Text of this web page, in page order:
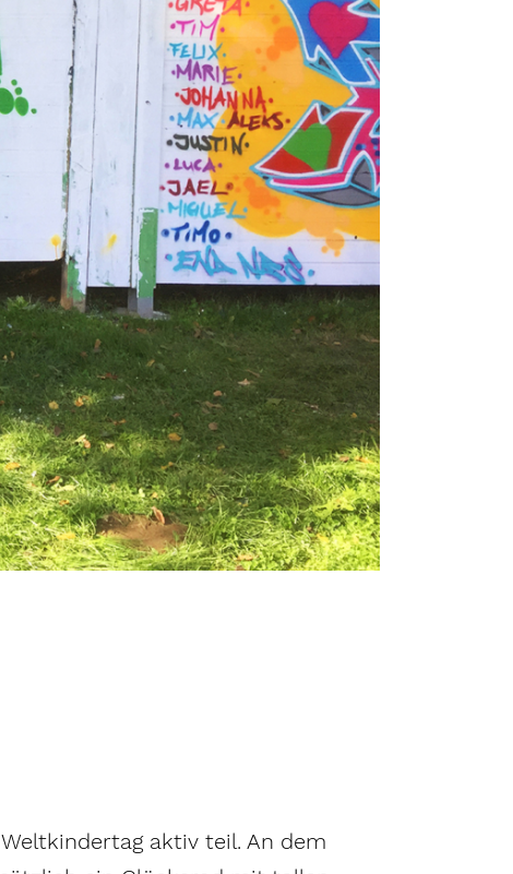
aktiv teil. An dem